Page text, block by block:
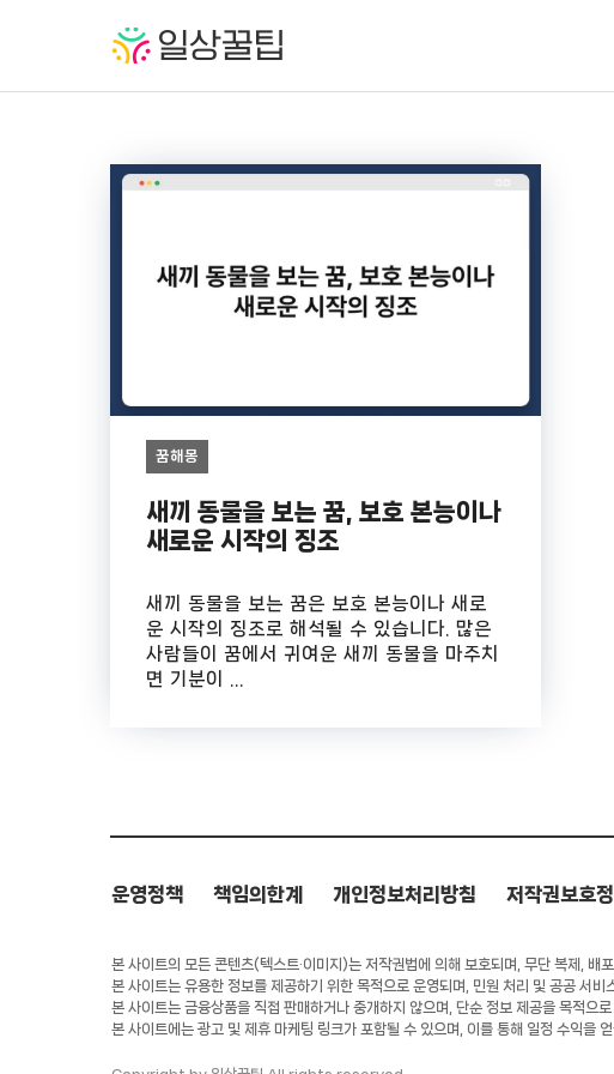
꿈해몽
새끼 동물을 보는 꿈, 보호 본능이나
새로운 시작의 징조
새끼 동물을 보는 꿈은 보호 본능이나 새로
운 시작의 징조로 해석될 수 있습니다. 많은
사람들이 꿈에서 귀여운 새끼 동물을 마주치
면 기분이 ...
운영정책 책임의한계 개인정보처리방침 저작권보호
본 사이트의 모든 콘텐츠(텍스트·이미지)는 저작권법에 의해 보호되며, 무단 복제, 배
본 사이트는 유용한 정보를 제공하기 위한 목적으로 운영되며, 민원 처리 및 공공 서
본 사이트는 금융상품을 직접 판매하거나 중개하지 않으며, 단순 정보 제공을 목적으로
본 사이트에는 광고 및 제휴 마케팅 링크가 포함될 수 있으며, 이를 통해 일정 수익을 얻